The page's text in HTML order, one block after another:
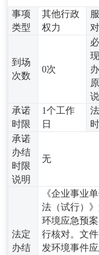
事项
类型
其他行政
权力
到场
次数
0次
承诺
时限
1个工作
日
承诺
办结
时限
说明
无
法定
办结
《企业事业
法（试行）
环境应急预
行核对。文
发环境事件